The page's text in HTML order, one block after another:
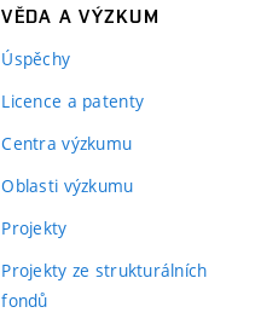
VĚDA A VÝZKUM
Úspěchy
Licence a patenty
Centra výzkumu
Oblasti výzkumu
Projekty
Projekty ze strukturálních
fondů